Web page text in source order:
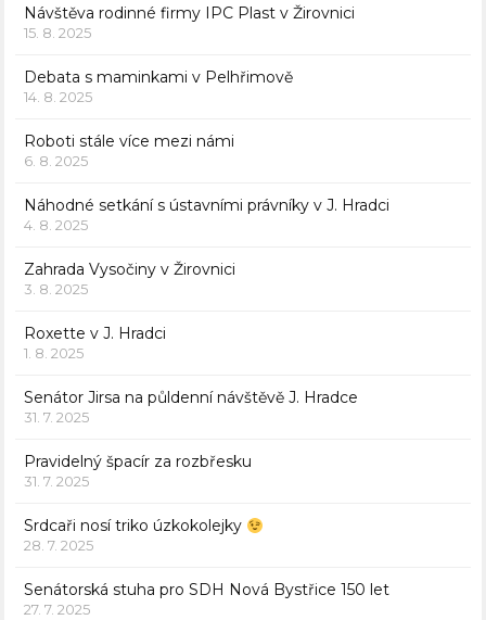
Návštěva rodinné firmy IPC Plast v Žirovnici
15. 8. 2025
Debata s maminkami v Pelhřimově
14. 8. 2025
Roboti stále více mezi námi
6. 8. 2025
Náhodné setkání s ústavními právníky v J. Hradci
4. 8. 2025
Zahrada Vysočiny v Žirovnici
3. 8. 2025
Roxette v J. Hradci
1. 8. 2025
Senátor Jirsa na půldenní návštěvě J. Hradce
31. 7. 2025
Pravidelný špacír za rozbřesku
31. 7. 2025
Srdcaři nosí triko úzkokolejky
28. 7. 2025
Senátorská stuha pro SDH Nová Bystřice 150 let
27. 7. 2025